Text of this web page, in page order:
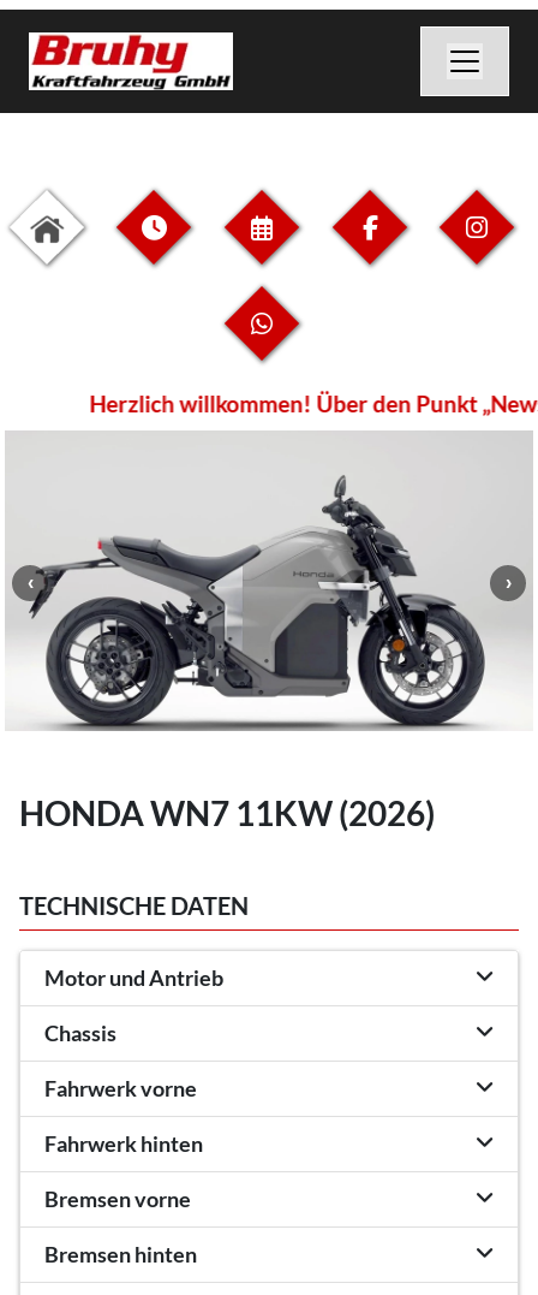
Herzlich willkommen! Über den Punkt
HONDA WN7 11KW (2026)
TECHNISCHE DATEN
Motor und Antrieb
Chassis
Fahrwerk vorne
Fahrwerk hinten
Bremsen vorne
Bremsen hinten